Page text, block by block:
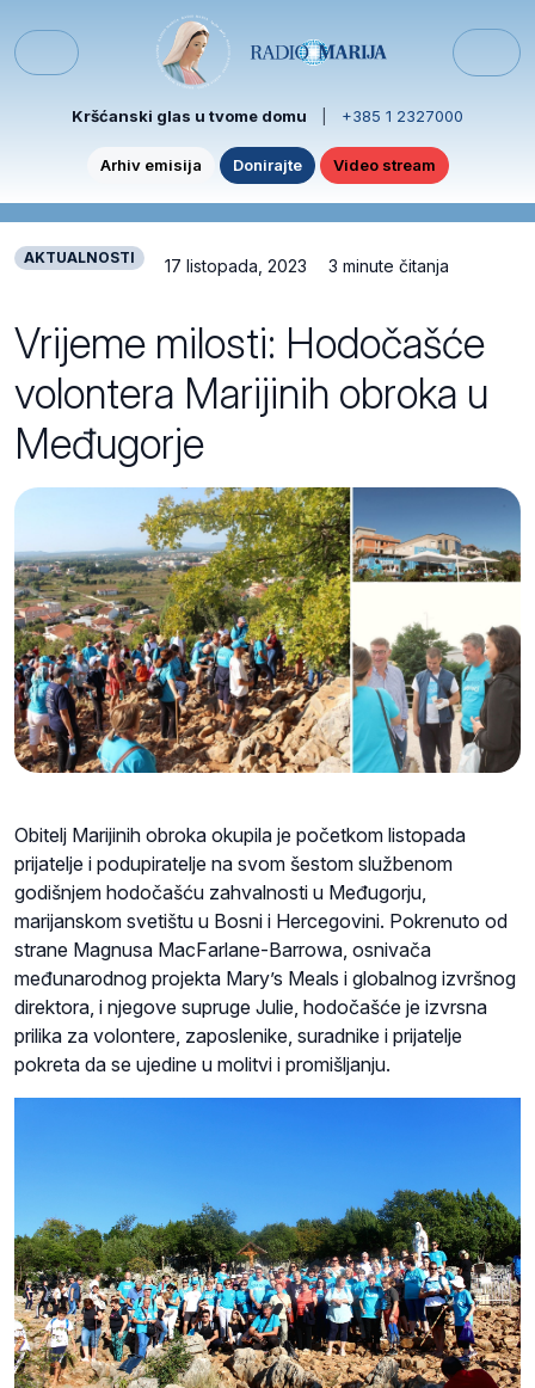
Menu
Kršćanski glas u tvome domu +385 1 2327000
Arhiv emisija Donirajte Video stream
AKTUALNOSTI 17 listopada, 2023 3 minute čitanja
Vrijeme milosti: Hodočašće
volontera Marijinih obroka u
Međugorje
Obitelj Marijinih obroka okupila je početkom listopada
prijatelje i podupiratelje na svom šestom službenom
godišnjem hodočašću zahvalnosti u Međugorju,
marijanskom svetištu u Bosni i Hercegovini. Pokrenuto od
strane Magnusa MacFarlane-Barrowa, osnivača
međunarodnog projekta Mary’s Meals i globalnog izvršnog
direktora, i njegove supruge Julie, hodočašće je izvrsna
prilika za volontere, zaposlenike, suradnike i prijatelje
pokreta da se ujedine u molitvi i promišljanju.